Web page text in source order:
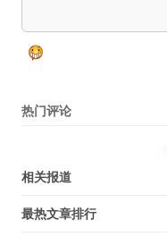
热门评论
相关报道
最热文章排行